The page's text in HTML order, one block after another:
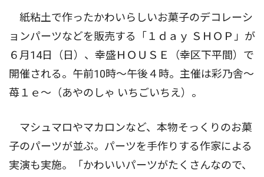
紙粘土で作ったかわいらしいお菓子のデコレーシ
ョンパーツなどを販売する「１ｄａｙ ＳＨＯＰ」が
６月14日（日）、幸盛ＨＯＵＳＥ（幸区下平間）で
開催される。午前10時〜午後４時。主催は彩乃舎〜
苺１ｅ〜（あやのしゃ いちごいちえ）。
マシュマロやマカロンなど、本物そっくりのお菓
子のパーツが並ぶ。パーツを手作りする作家による
実演も実施。「かわいいパーツがたくさんなので、